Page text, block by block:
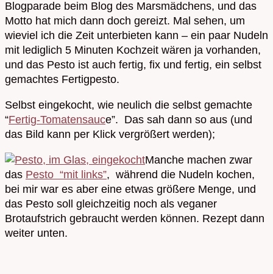
Blogparade beim Blog des Marsmädchens, und das
Motto hat mich dann doch gereizt. Mal sehen, um
wieviel ich die Zeit unterbieten kann – ein paar Nudeln
mit lediglich 5 Minuten Kochzeit wären ja vorhanden,
und das Pesto ist auch fertig, fix und fertig, ein selbst
gemachtes Fertigpesto.
Selbst eingekocht, wie neulich die selbst gemachte
“Fertig-Tomatensauce”. Das sah dann so aus (und
das Bild kann per Klick vergrößert werden);
Manche machen zwar
das Pesto “mit links”, während die Nudeln kochen,
bei mir war es aber eine etwas größere Menge, und
das Pesto soll gleichzeitig noch als veganer
Brotaufstrich gebraucht werden können. Rezept dann
weiter unten.